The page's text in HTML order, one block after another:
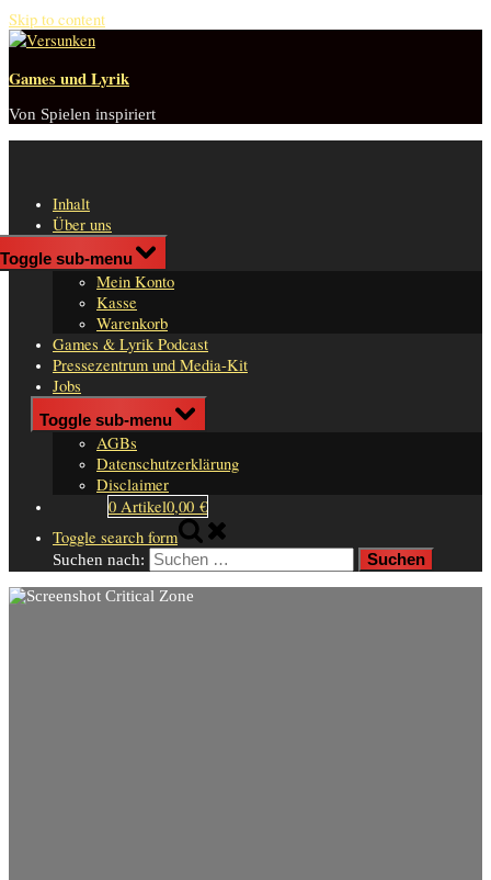
Skip to content
Games und Lyrik
Von Spielen inspiriert
Inhalt
Über uns
Shop
Toggle sub-menu
Mein Konto
Kasse
Warenkorb
Games & Lyrik Podcast
Pressezentrum und Media-Kit
Jobs
Impressum
Toggle sub-menu
AGBs
Datenschutzerklärung
Disclaimer
0 Artikel0,00 €
Toggle search form
Suchen nach: